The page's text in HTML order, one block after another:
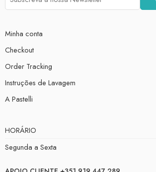
Minha conta
Checkout
Order Tracking
Instruções de Lavagem
A Pastelli
HORÁRIO
Segunda a Sexta